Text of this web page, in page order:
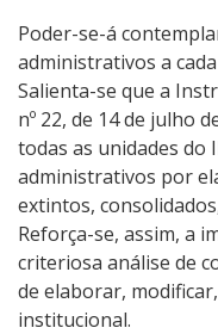
Poder-se-á
administrativos a
Salienta-se que a
nº 22, de 14 de julho
todas as unidades do
administrativos por
extintos,
Reforça-se, assim, a
criteriosa análise de
de elaborar,
institucional.